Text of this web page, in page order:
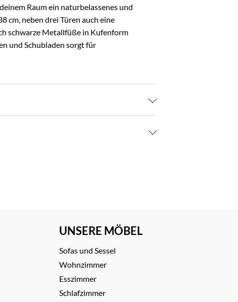
Raum ein naturbelassenes und
cm, neben drei Türen auch eine
schwarze Metallfüße in Kufenform
und Schubladen sorgt für
UNSERE MÖBEL
Sofas und Sessel
Wohnzimmer
Esszimmer
Schlafzimmer